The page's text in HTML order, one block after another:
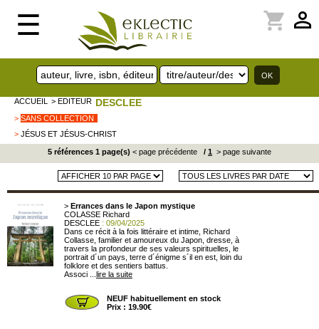
☰ perm_identity
shopping_cart
ACCUEIL > EDITEUR DESCLEE
> SANS COLLECTION
> JÉSUS ET JÉSUS-CHRIST
5 références 1 page(s) < page précédente / 1 > page suivante
> Errances dans le Japon mystique
COLASSE Richard
DESCLEE : 09/04/2025
Dans ce récit à la fois littéraire et intime, Richard
Collasse, familier et amoureux du Japon, dresse, à
travers la profondeur de ses valeurs spirituelles, le
portrait d´un pays, terre d´énigme s´il en est, loin du
folklore et des sentiers battus.
Associ ... lire la suite
NEUF habituellement en stock
Prix : 19.90€